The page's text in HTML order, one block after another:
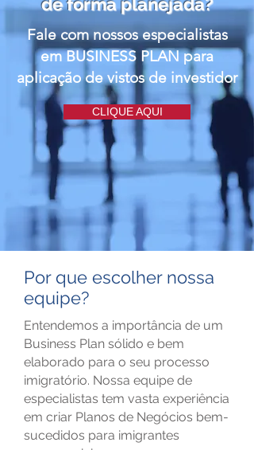
Fale com nossos especialistas
em BUSINESS PLAN para
aplicação de vistos de investidor
CLIQUE AQUI
Por que escolher nossa
equipe?
Entendemos a importância de um
Business Plan sólido e bem
elaborado para o seu processo
imigratório. Nossa equipe de
especialistas tem vasta experiência
em criar Planos de Negócios bem-
sucedidos para imigrantes